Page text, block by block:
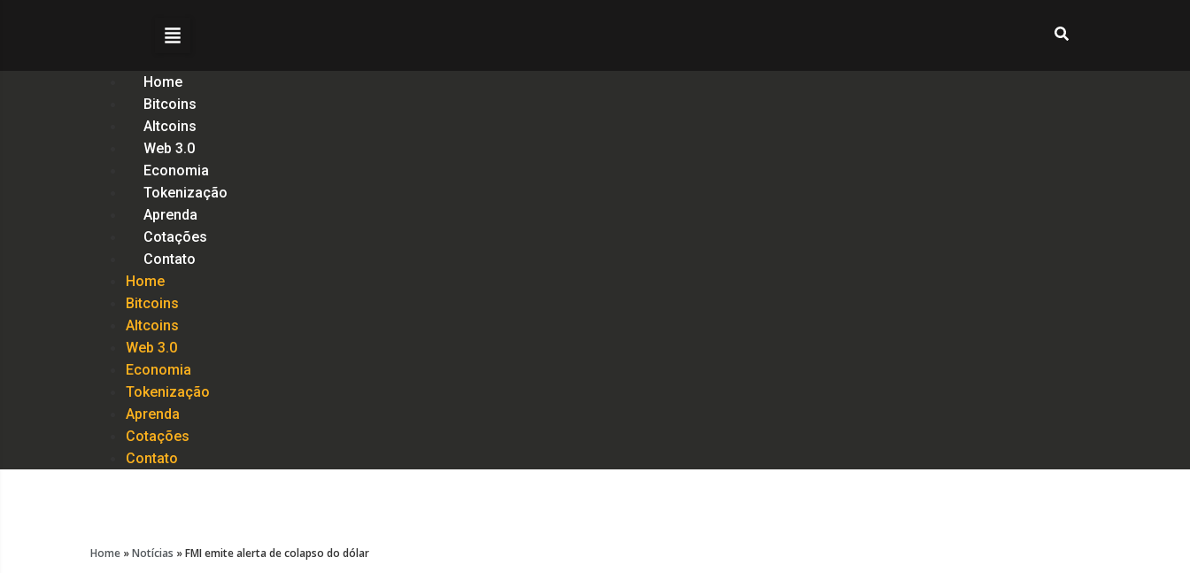
Home
Bitcoins
Altcoins
Web 3.0
Economia
Tokenização
Aprenda
Cotações
Contato
Home
Bitcoins
Altcoins
Web 3.0
Economia
Tokenização
Aprenda
Cotações
Contato
Home »Notícias »FMI emite alerta de colapso do dólar